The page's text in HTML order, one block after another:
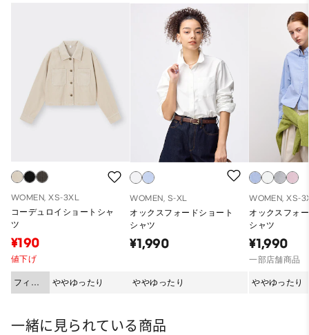
WOMEN, XS-3XL
コーデュロイショートシャ
ツ
¥190
値下げ
フィッ
ト
ややゆったり
WOMEN, S-XL
オックスフォードショート
シャツ
¥1,990
ややゆったり
WOMEN, XS-
オックスフォ
シャツ
¥1,990
一部店舗商品
ややゆったり
一緒に見られている商品